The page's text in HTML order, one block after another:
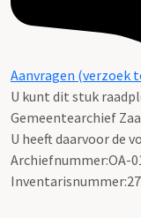
Aanvragen (verzoek
U kunt dit stuk
Gemeentearchief
U heeft daarvoor de
Archiefnummer:OA-